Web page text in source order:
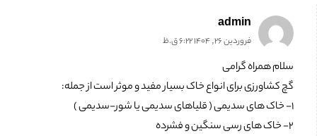
admin
فروردین 26, 1404 6:22 ق.ظ
سلام همراه گرامی
گچ کشاورزی برای انواع خاک بسیار مفید و موثر است از جمله:
۱- خاک های سدیمی ( قلیاهای سدیمی یا شور-سدیمی )
۲- خاک های رسی سنگین و فشرده